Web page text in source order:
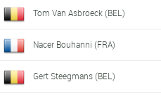
Tom Van Asbroeck (BEL)
Nacer Bouhanni (FRA)
Gert Steegmans (BEL)